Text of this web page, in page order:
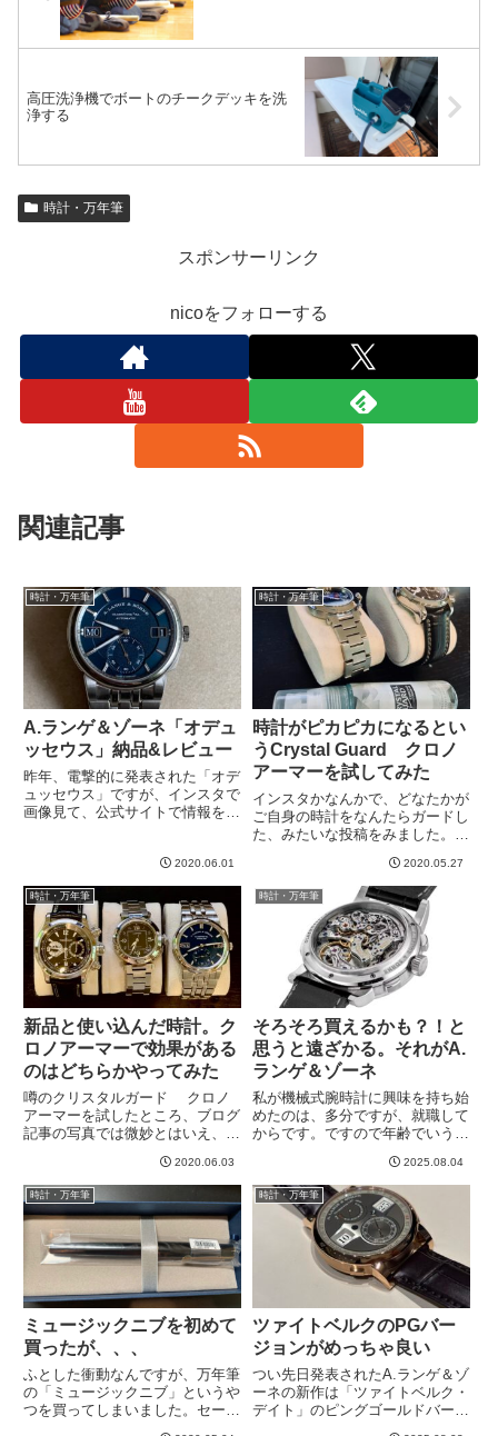
高圧洗浄機でボートのチークデッキを洗
浄する
時計・万年筆
スポンサーリンク
nicoをフォローする
関連記事
時計・万年筆
A.ランゲ＆ゾーネ「オデュ
ッセウス」納品&レビュー
昨年、電撃的に発表された「オデ
ュッセウス」ですが、インスタで
画像見て、公式サイトで情報を集
納品となりました。A.Lange &
Sohne （ランゲ＆ゾーネ）とは
機械式時計といえば...
2020.06.01
時計・万年筆
時計がピカピカになるとい
うCrystal Guard クロノ
アーマーを試してみた
インスタかなんかで、どなたかが
ご自身の時計をなんたらガードし
た、みたいな投稿をみました。も
気になっていたのですが、しばら
くそのままにしてしまってまし
た。が、先日、多分これかな？と
いうのを見つけ、レビューなどを
2020.05.27
時計・万年筆
新品と使い込んだ時計。ク
ロノアーマーで効果がある
のはどちらかやってみた
噂のクリスタルガード クロノ
アーマーを試したところ、ブログ
記事の写真では微妙とはいえ、実
ました。これは新品の時計に施し
たら、さぞやピカピカになり、か
つスリ傷も防いでくれて最強なん
じゃないか、、、と思いまして
や...
2020.06.03
時計・万年筆
そろそろ買えるかも？！と
思うと遠ざかる。それがA.
ランゲ＆ゾーネ
私が機械式腕時計に興味を持ち始
めたのは、多分ですが、就職して
からです。ですので年齢でいうと
か。カルティエのパシャCのブラ
ック文字盤に憧れて、ボーナス出
たら頑張って買う！と決めていた
のを覚えてます。当時赴任してい
2025.08.04
時計・万年筆
ミュージックニブを初めて
買ったが、、、
ふとした衝動なんですが、万年筆
の「ミュージックニブ」というや
つを買ってしまいました。セーラ
時計・万年筆
ツァイトベルクのPGバー
ジョンがめっちゃ良い
つい先日発表されたA.ランゲ＆ゾ
ーネの新作は「ツァイトベルク・
デイト」のピングゴールドバージ